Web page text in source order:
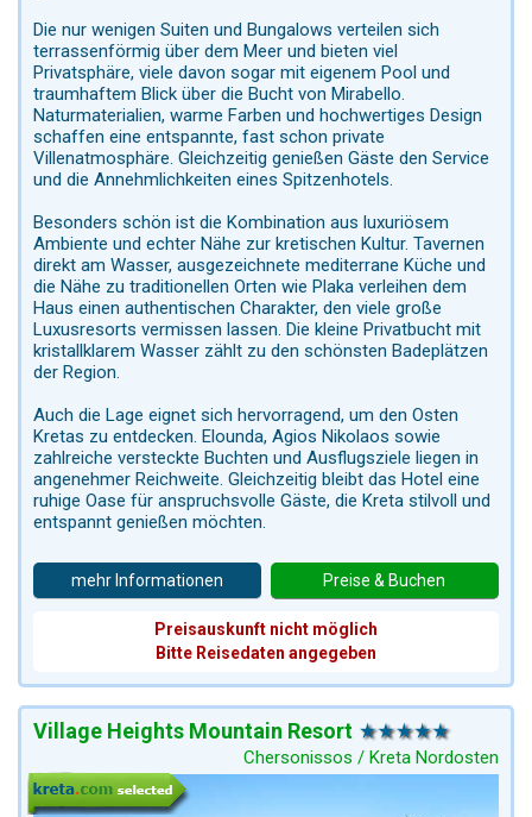
Die nur wenigen Suiten und Bungalows verteilen sich
terrassenförmig über dem Meer und bieten viel
Privatsphäre, viele davon sogar mit eigenem Pool und
traumhaftem Blick über die Bucht von Mirabello.
Naturmaterialien, warme Farben und hochwertiges Design
schaffen eine entspannte, fast schon private
Villenatmosphäre. Gleichzeitig genießen Gäste den Service
und die Annehmlichkeiten eines Spitzenhotels.
Besonders schön ist die Kombination aus luxuriösem
Ambiente und echter Nähe zur kretischen Kultur. Tavernen
direkt am Wasser, ausgezeichnete mediterrane Küche und
die Nähe zu traditionellen Orten wie Plaka verleihen dem
Haus einen authentischen Charakter, den viele große
Luxusresorts vermissen lassen. Die kleine Privatbucht mit
kristallklarem Wasser zählt zu den schönsten Badeplätzen
der Region.
Auch die Lage eignet sich hervorragend, um den Osten
Kretas zu entdecken. Elounda, Agios Nikolaos sowie
zahlreiche versteckte Buchten und Ausflugsziele liegen in
angenehmer Reichweite. Gleichzeitig bleibt das Hotel eine
ruhige Oase für anspruchsvolle Gäste, die Kreta stilvoll und
entspannt genießen möchten.
mehr Informationen
Preisauskunft nicht möglich
Bitte Reisedaten angegeben
Preise & Buchen
Village Heights Mountain Resort
Chersonissos / Kreta Nordosten